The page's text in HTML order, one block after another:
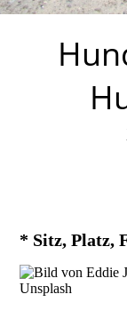
* Sitz, Platz,